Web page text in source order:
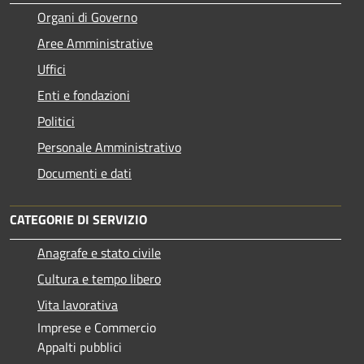
Organi di Governo
Aree Amministrative
Uffici
Enti e fondazioni
Politici
Personale Amministrativo
Documenti e dati
CATEGORIE DI SERVIZIO
Anagrafe e stato civile
Cultura e tempo libero
Vita lavorativa
Imprese e Commercio
Appalti pubblici